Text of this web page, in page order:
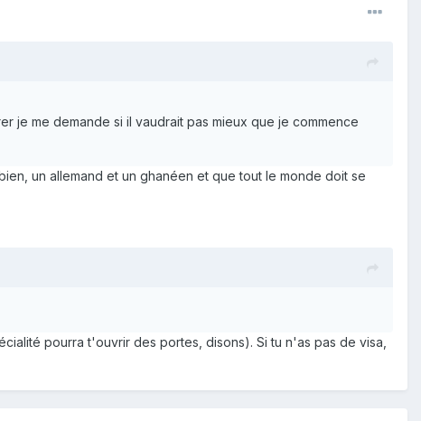
je me demande si il vaudrait pas mieux que je commence
un allemand et un ghanéen et que tout le monde doit se
pourra t'ouvrir des portes, disons). Si tu n'as pas de visa,